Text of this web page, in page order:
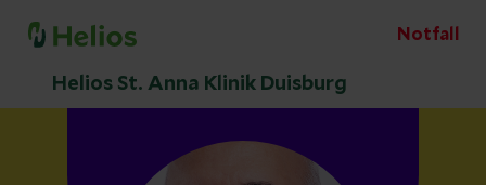
Notfall
Helios St. Anna Klinik Duisburg